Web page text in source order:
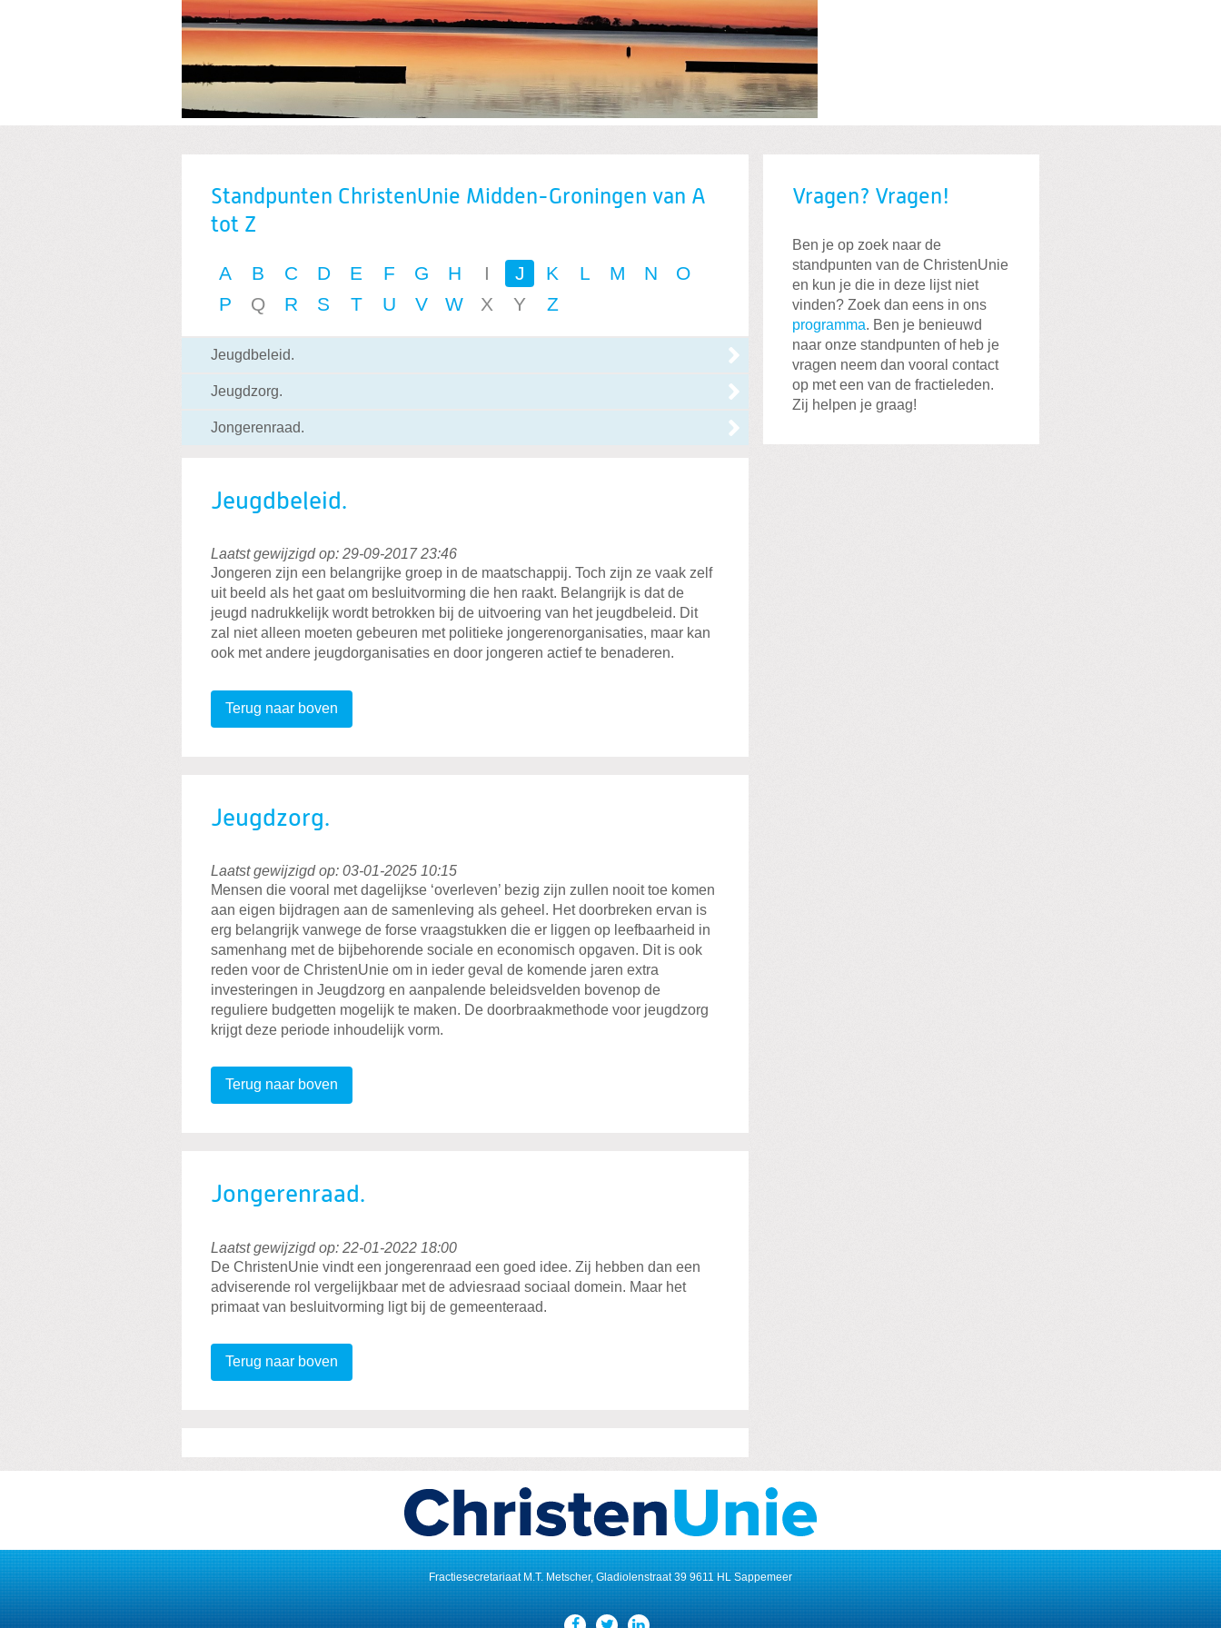
Standpunten ChristenUnie Midden-Groningen van A
tot Z
A B C D E F G H I J K L M N
O
P
Q R S T U V W X Y Z
Jeugdbeleid.
Jeugdzorg.
Jongerenraad.
Jeugdbeleid.
Laatst gewijzigd op: 29-09-2017 23:46
Jongeren zijn een belangrijke groep in de maatschappij. Toch zijn ze vaak zelf
uit beeld als het gaat om besluitvorming die hen raakt. Belangrijk is dat de
jeugd nadrukkelijk wordt betrokken bij de uitvoering van het jeugdbeleid. Dit
zal niet alleen moeten gebeuren met politieke jongerenorganisaties, maar kan
ook met andere jeugdorganisaties en door jongeren actief te benaderen.
Terug naar boven
Jeugdzorg.
Laatst gewijzigd op: 03-01-2025 10:15
Mensen die vooral met dagelijkse ‘overleven’ bezig zijn zullen nooit toe komen
aan eigen bijdragen aan de samenleving als geheel. Het doorbreken ervan is
erg belangrijk vanwege de forse vraagstukken die er liggen op leefbaarheid in
samenhang met de bijbehorende sociale en economisch opgaven. Dit is ook
reden voor de ChristenUnie om in ieder geval de komende jaren extra
investeringen in Jeugdzorg en aanpalende beleidsvelden bovenop de
reguliere budgetten mogelijk te maken. De doorbraakmethode voor jeugdzorg
krijgt deze periode inhoudelijk vorm.
Terug naar boven
Jongerenraad.
Laatst gewijzigd op: 22-01-2022 18:00
De ChristenUnie vindt een jongerenraad een goed idee. Zij hebben dan een
adviserende rol vergelijkbaar met de adviesraad sociaal domein. Maar het
primaat van besluitvorming ligt bij de gemeenteraad.
Terug naar boven
Vragen? Vragen!
Ben je op zoek naar de
standpunten van de ChristenUnie
en kun je die in deze lijst niet
vinden? Zoek dan eens in ons
programma. Ben je benieuwd
naar onze standpunten of heb je
vragen neem dan vooral contact
op met een van de fractieleden.
Zij helpen je graag!
Fractiesecretariaat M.T. Metscher, Gladiolenstraat 39 9611 HL Sappemeer